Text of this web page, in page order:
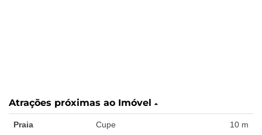
Atrações próximas ao Imóvel
Praia Cupe 10 m